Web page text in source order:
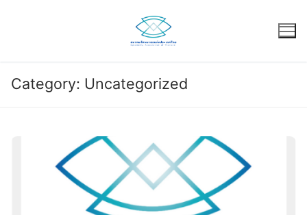
Category: Uncategorized